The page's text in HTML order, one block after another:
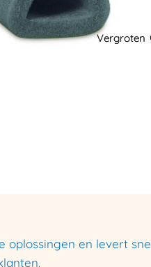
oplossingen en levert